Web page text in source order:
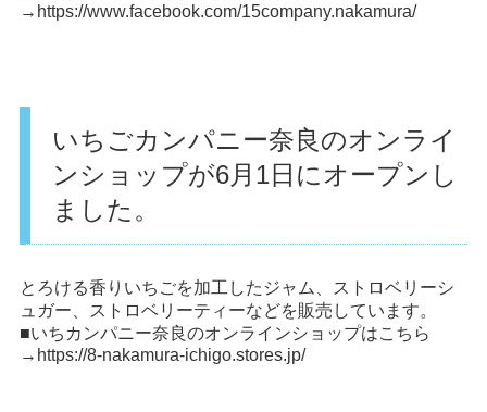
→ https://www.facebook.com/15company.nakamura/
いちごカンパニー奈良のオンライ
ンショップが6月1日にオープンし
ました。
とろける香りいちごを加工したジャム、ストロベリーシ
ュガー、ストロベリーティーなどを販売しています。
■いちカンパニー奈良のオンラインショップはこちら
→ https://8-nakamura-ichigo.stores.jp/